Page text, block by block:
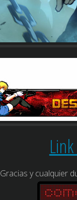
Gracias y cualquier